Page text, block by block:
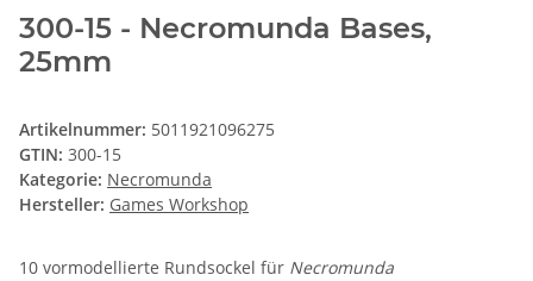
300-15 - Necromunda Bases,
25mm
Artikelnummer: 5011921096275
GTIN: 300-15
Kategorie: Necromunda
Hersteller: Games Workshop
10 vormodellierte Rundsockel für Necromunda